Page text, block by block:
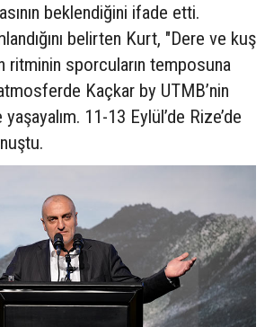
beklendiğini ifade etti.
belirten Kurt, "Dere ve kuş
ritminin sporcuların temposuna
Kaçkar by UTMB’nin
11-13 Eylül’de Rize’de